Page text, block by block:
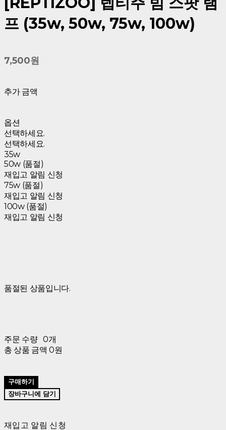
프 (35w, 50w, 75w, 100w)
7,500원
추가 금액
옵션
선택하세요.
선택하세요.
35w
50w (품절)
재입고 알림 신청
75w (품절)
재입고 알림 신청
100w (품절)
재입고 알림 신청
품절된 상품입니다.
주문 수량 0개
총 상품 금액 0원
구매하기
장바구니에 담기
재입고 알림 신청